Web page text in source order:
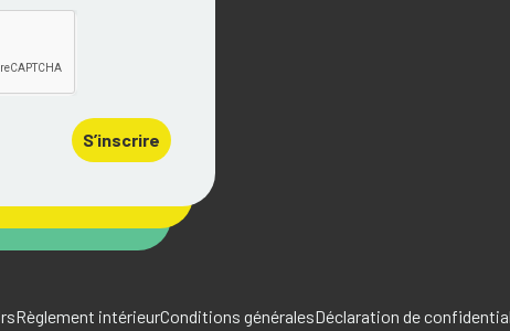
S’inscrire
Règlement intérieurConditions généralesDéclaration de